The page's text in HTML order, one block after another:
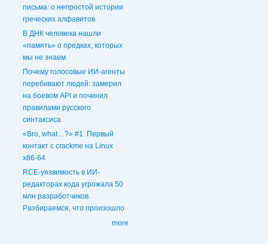
письма: о непростой истории
греческих алфавитов
В ДНК человека нашли
«память» о предках, которых
мы не знаем
Почему голосовые ИИ‑агенты
перебивают людей: замерил
на боевом API и починил
правилами русского
синтаксиса
«Bro, what…?» #1. Первый
контакт с crackme на Linux
x86-64
RCE-уязвимость в ИИ-
редакторах кода угрожала 50
млн разработчиков.
Разбираемся, что произошло
more